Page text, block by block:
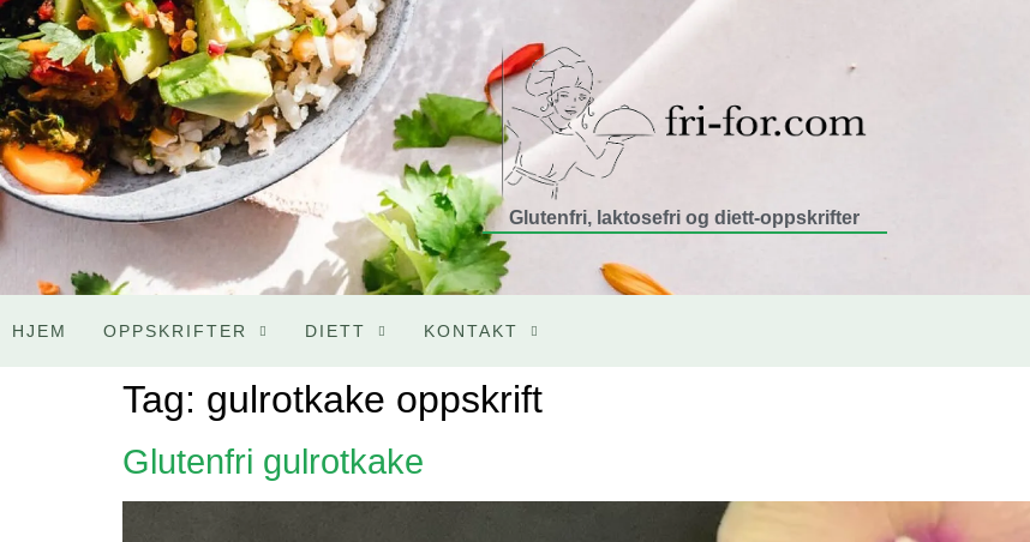
Glutenfri, laktosefri og diett-oppskrifter
HJEM OPPSKRIFTER DIETT KONTAKT
Tag: gulrotkake oppskrift
Glutenfri gulrotkake